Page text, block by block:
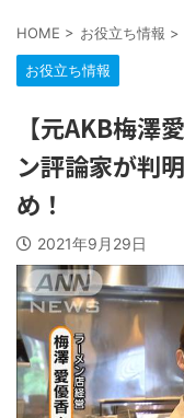
HOME > お役立ち情報 >
お役立ち情報
【元AKB梅澤
ン評論家が判
め！
2021年9月29日